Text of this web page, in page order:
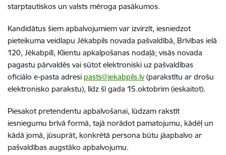
starptautiskos un valsts mēroga pasākumos.
Kandidātus šiem apbalvojumiem var izvirzīt, iesniedzot
pieteikuma veidlapu Jēkabpils novada pašvaldībā, Brīvības ielā
120, Jēkabpilī, Klientu apkalpošanas nodaļā; visās novada
pagastu pārvaldēs vai sūtot elektroniski uz pašvaldības
oficiālo e-pasta adresi pasts@jekabpils.lv(parakstītu ar drošu
elektronisko parakstu), līdz šī gada 15.oktobrim (ieskaitot).
Piesakot pretendentu apbalvošanai, lūdzam rakstīt
iesniegumu brīvā formā, tajā norādot pamatojumu, kādēļ un
kādā jomā, jūsuprāt, konkrētā persona būtu jāapbalvo ar
pašvaldības augstāko apbalvojumu.